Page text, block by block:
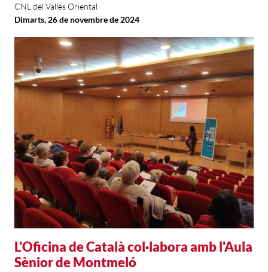
L'Oficina de Català col·labora amb l'Aula
Sènior de Montmeló
CNL del Vallès Oriental
Dimarts, 26 de novembre de 2024